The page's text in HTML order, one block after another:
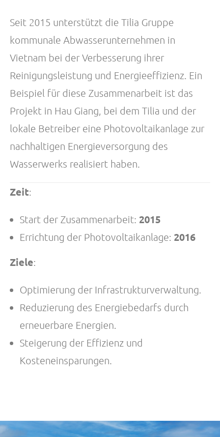
Seit 2015 unterstützt die Tilia Gruppe
kommunale Abwasserunternehmen in
Vietnam bei der Verbesserung ihrer
Reinigungsleistung und Energieeffizienz. Ein
Beispiel für diese Zusammenarbeit ist das
Projekt in Hau Giang, bei dem Tilia und der
lokale Betreiber eine Photovoltaikanlage zur
nachhaltigen Energieversorgung des
Wasserwerks realisiert haben.
Zeit:
Start der Zusammenarbeit: 2015
Errichtung der Photovoltaikanlage: 2016
Ziele:
Optimierung der Infrastrukturverwaltung.
Reduzierung des Energiebedarfs durch
erneuerbare Energien.
Steigerung der Effizienz und
Kosteneinsparungen.